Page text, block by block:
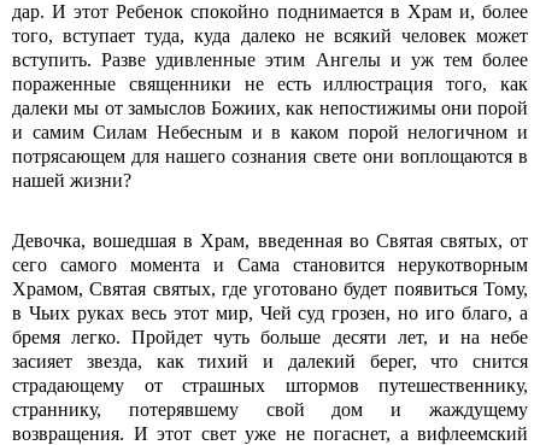
дар. И этот Ребенок спокойно поднимается в Храм и, более
того, вступает туда, куда далеко не всякий человек может
вступить. Разве удивленные этим Ангелы и уж тем более
пораженные священники не есть иллюстрация того, как
далеки мы от замыслов Божиих, как непостижимы они порой
и самим Силам Небесным и в каком порой нелогичном и
потрясающем для нашего сознания свете они воплощаются в
нашей жизни?
Девочка, вошедшая в Храм, введенная во Святая святых, от
сего самого момента и Сама становится нерукотворным
Храмом, Святая святых, где уготовано будет появиться Тому,
в Чьих руках весь этот мир, Чей суд грозен, но иго благо, а
бремя легко. Пройдет чуть больше десяти лет, и на небе
засияет звезда, как тихий и далекий берег, что снится
страдающему от страшных штормов путешественнику,
страннику, потерявшему свой дом и жаждущему
возвращения. И этот свет уже не погаснет, а вифлеемский